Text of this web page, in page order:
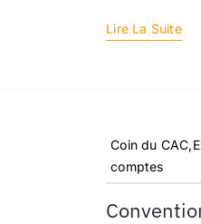
Lire La Suite
Coin du
comptes